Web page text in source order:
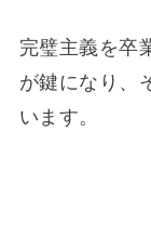
完璧主義を卒
が鍵になり、
います。